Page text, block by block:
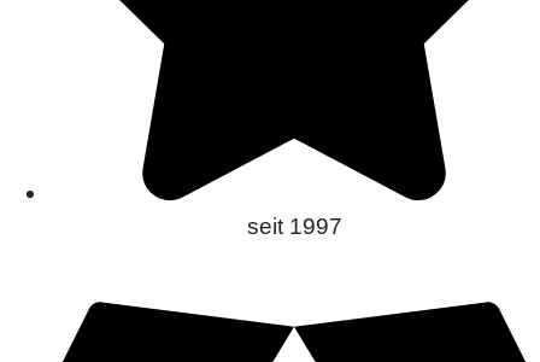
seit 1997